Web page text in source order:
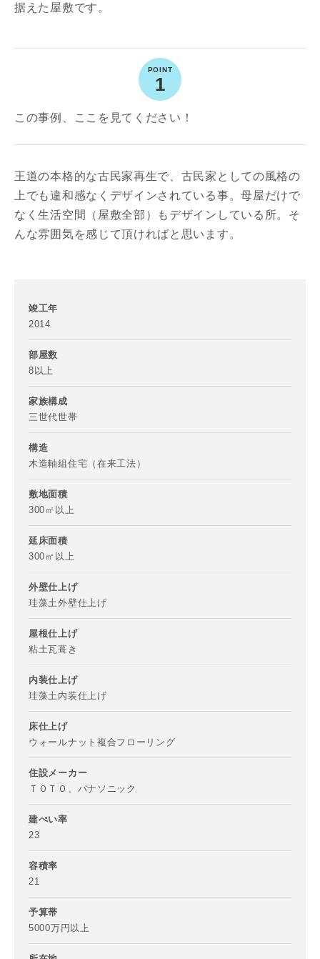
据えた屋敷です。
1
この事例、ここを見てください！
王道の本格的な古民家再生で、古民家としての風格の
上でも違和感なくデザインされている事。母屋だけで
なく生活空間（屋敷全部）もデザインしている所。そ
んな雰囲気を感じて頂ければと思います。
竣工年
2014
部屋数
8以上
家族構成
三世代世帯
構造
木造軸組住宅（在来工法）
敷地面積
300㎡以上
延床面積
300㎡以上
外壁仕上げ
珪藻土外壁仕上げ
屋根仕上げ
粘土瓦葺き
内装仕上げ
珪藻土内装仕上げ
床仕上げ
ウォールナット複合フローリング
住設メーカー
ＴＯＴＯ、パナソニック
建ぺい率
23
容積率
21
予算帯
5000万円以上
お名前
メールアドレス
ご住所
都道府県
市区町村
町名
番地、建物名